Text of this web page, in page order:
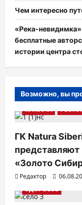
Чем интересно
«Река-
бесплатные
истории центра
Возможно, вы
КРАСОТА
ГК Natura
«Золото
Редактор
ЗДОРОВЬЕ